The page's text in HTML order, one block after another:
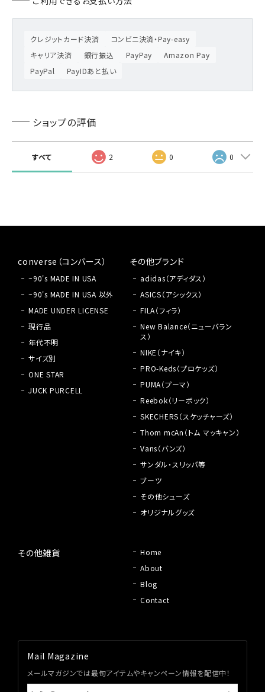
converse（コンバース）
~90's MADE IN USA
~90's MADE IN USA 以外
MADE UNDER LICENSE
現行品
年代不明
サイズ別
ONE STAR
JUCK PURCELL
その他ブランド
adidas（アディダス）
ASICS（アシックス）
FILA（フィラ）
New Balance（ニューバラン
ス）
NIKE（ナイキ）
PRO-Keds（プロケッズ）
PUMA（プーマ）
Reebok（リーボック）
SKECHERS（スケッチャーズ）
Thom mcAn（トム マッキャン）
Vans（バンズ）
サンダル・スリッパ等
ブーツ
その他シューズ
オリジナルグッズ
その他雑貨
Home
About
Blog
Contact
Mail Magazine
メールマガジンでは最旬アイテムやキャンペーン情報を配信中！
クレジットカード決済
コンビニ決済・Pay-easy
キャリア決済
銀行振込 PayPay
Amazon Pay
PayPal
PayIDあと払い
ショップの評価
すべて 2 0 0